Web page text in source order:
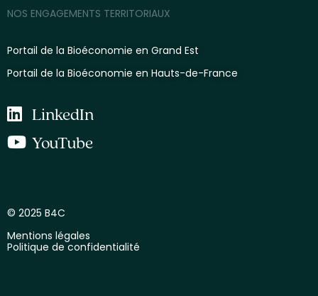
NOS ENGAGEMENTS TERRITORIAUX
Portail de la Bioéconomie en Grand Est
Portail de la Bioéconomie en Hauts-de-France
LinkedIn
YouTube
© 2025 B4C
Mentions légales
Politique de confidentialité